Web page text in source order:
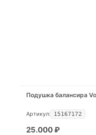
Подушка балансира
Артикул: 15167172
25.000₽